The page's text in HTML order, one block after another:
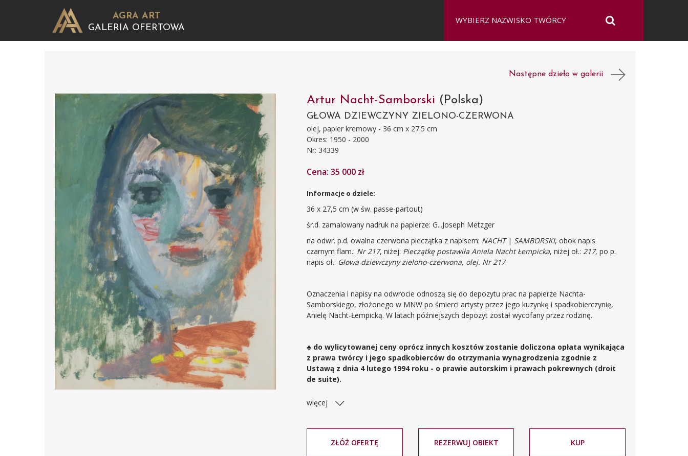
AGRA ART
GALERIA OFERTOWA
Następne dzieło w galerii
Artur Nacht-Samborski (Polska)
GŁOWA DZIEWCZYNY ZIELONO-CZERWONA
olej, papier kremowy - 36 cm x 27.5 cm
Okres: 1950 - 2000
Nr: 34339
Cena: 35 000 zł
Informacje o dziele:
36 x 27,5 cm (w św. passe-partout)
śr.d. zamalowany nadruk na papierze: G...Joseph Metzger
na odwr. p.d. owalna czerwona pieczątka z napisem: NACHT| SAMBORSKI, obok napis
czarnym flam.: Nr 217, niżej: Pieczątkę postawiła Aniela Nacht Łempicka, niżej oł.:217, po p.
napis oł.: Głowa dziewczyny zielono-czerwona, olej. Nr 217.
Oznaczenia i napisy na odwrocie odnoszą się do depozytu prac na papierze Nachta-
Samborskiego, złożonego w MNW po śmierci artysty przez jego kuzynkę i spadkobierczynię,
Anielę Nacht-Łempicką. W latach późniejszych depozyt został wycofany przez rodzinę.
♣ do wylicytowanej ceny oprócz innych kosztów zostanie doliczona opłata wynikająca
z prawa twórcy i jego spadkobierców do otrzymania wynagrodzenia zgodnie z
Ustawą z dnia 4 lutego 1994 roku - o prawie autorskim i prawach pokrewnych (droit
de suite).
więcej
ZŁÓŻ OFERTĘ REZERWUJ OBIEKT KUP